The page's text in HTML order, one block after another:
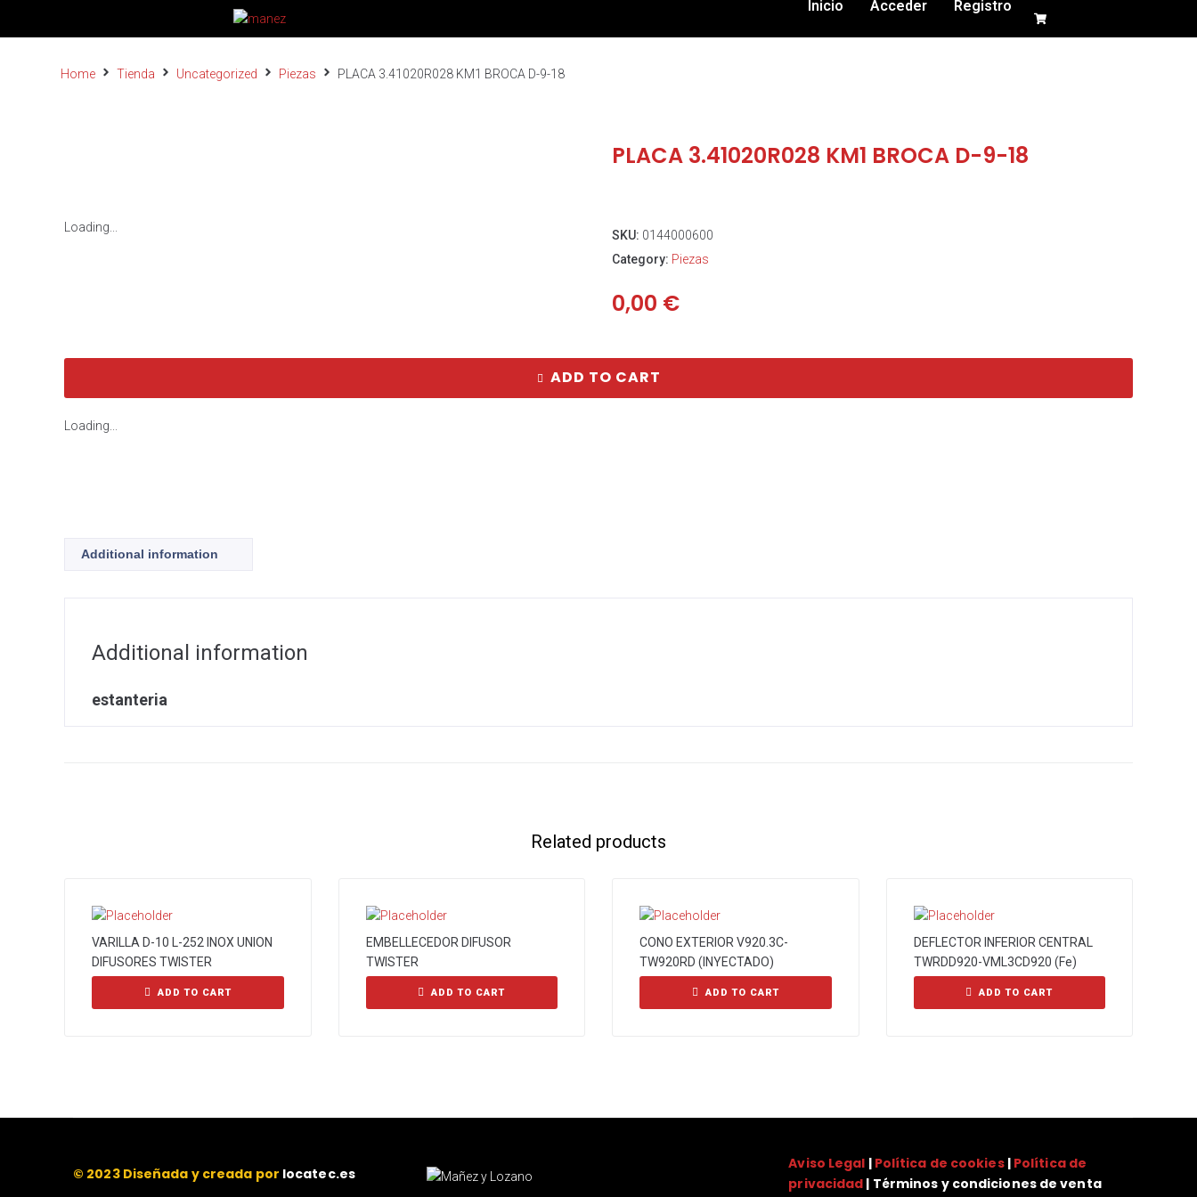
Inicio Acceder Registro
Home Tienda Uncategorized Piezas PLACA 3.41020R028 KM1 BROCA D-9-18
Loading...
PLACA 3.41020R028 KM1 BROCA D-9-18
SKU: 0144000600
Category: Piezas
0,00 €
ADD TO CART
Loading...
Additional information
Additional information
estanteria
Related products
VARILLA D-10 L-252 INOX UNION
DIFUSORES TWISTER
ADD TO CART
EMBELLECEDOR DIFUSOR
TWISTER
ADD TO CART
CONO EXTERIOR V920.3C-
TW920RD (INYECTADO)
ADD TO CART
DEFLECTOR INFERIOR CENTRAL
TWRDD920-VML3CD920 (Fe)
ADD TO CART
© 2023 Diseñada y creada por locatec.es
Aviso Legal | Política de cookies| Política de
privacidad | Términos y condiciones de venta